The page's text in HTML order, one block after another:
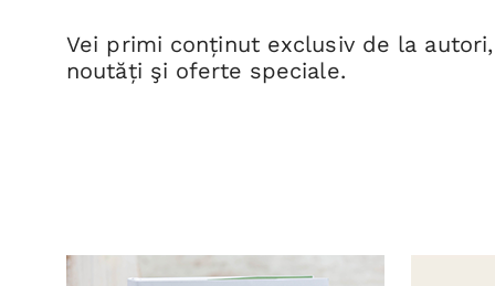
Vei primi conținut exclusiv de la autori,
noutăți şi oferte speciale.